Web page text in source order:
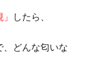
したら、
、どんな匂いな